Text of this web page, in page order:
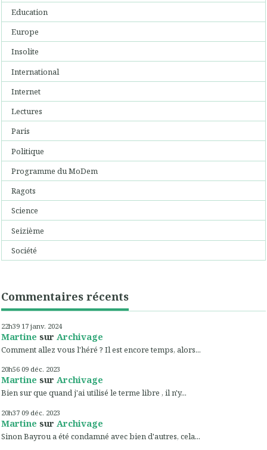
Education
Europe
Insolite
International
Internet
Lectures
Paris
Politique
Programme du MoDem
Ragots
Science
Seizième
Société
Commentaires récents
22h39 17 janv. 2024
Martine sur Archivage
Comment allez vous l'héré ? Il est encore temps, alors...
20h56 09 déc. 2023
Martine sur Archivage
Bien sur que quand j'ai utilisé le terme libre , il n'y...
20h37 09 déc. 2023
Martine sur Archivage
Sinon Bayrou a été condamné avec bien d'autres, cela...